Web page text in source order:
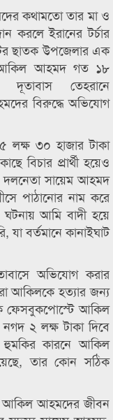
কথামতো তার মা ও
করলে ইরানের টর্চার
ছাতক উপজেলার এক
আকিল আহমদ গত ১৮
দূতাবাস তেহরানে
বিরুদ্ধে অভিযোগ
লক্ষ ৩০ হাজার টাকা
বিচার প্রার্থী হয়েও
দলনেতা সায়েম আহমদ
পাঠানোর নাম করে
আমি বাদী হয়ে
যা বর্তমানে কানাইঘাট
অভিযোগ করার
আকিলকে হত্যার জন্য
ফেসবুকপোস্টে আকিল
২ লক্ষ টাকা দিবে
হুমকির কারনে আকিল
তার কোন সঠিক
আকিল আহমদের জীবন